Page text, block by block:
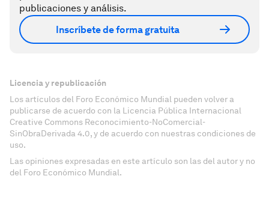
publicaciones y análisis.
Inscríbete de forma gratuita
Licencia y republicación
Los artículos del Foro Económico Mundial pueden volver a
publicarse de acuerdo con la Licencia Pública Internacional
Creative Commons Reconocimiento-NoComercial-
SinObraDerivada 4.0, y de acuerdo con nuestras condiciones de
uso.
Las opiniones expresadas en este artículo son las del autor y no
del Foro Económico Mundial.